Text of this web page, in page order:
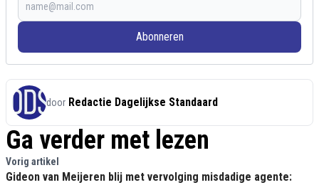
Abonneren
door Redactie Dagelijkse Standaard
Ga verder met lezen
Vorig artikel
Gideon van Meijeren blij met vervolging misdadige agente: